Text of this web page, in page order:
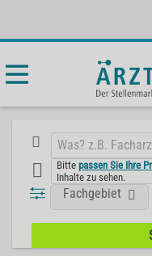
Bittepassen Sie Ihre
Inhalte zu sehen.
Fachgebiet